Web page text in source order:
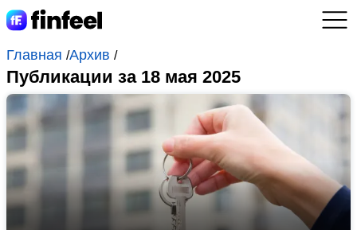
Главная /Архив /
Публикации за 18 мая 2025